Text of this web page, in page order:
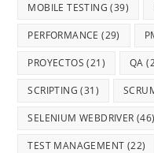
MOBILE TESTING (39)
PERFORMANCE (29)
PROYECTOS (21) QA
SCRIPTING (31)
SELENIUM WEBDRIVER (46)
TEST MANAGEMENT (22)